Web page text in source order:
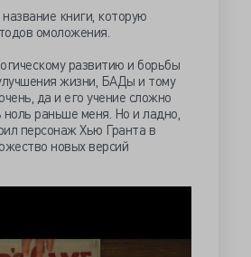
книги, которую
омоложения.
развитию и борьбы
жизни, БАДы и тому
да и его учение сложно
раньше меня. Но и ладно,
персонаж Хью Гранта в
новых версий